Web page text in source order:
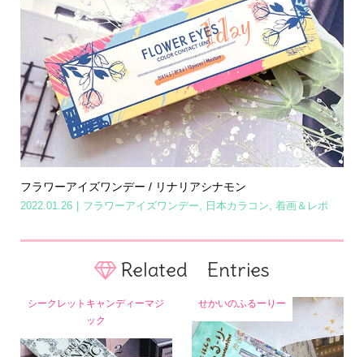
フラワーアイズワンデー / リナリアシナモン
2022.01.26 フラワーアイズワンデー 日本カラコン 着画＆レポ
Related Entries
シークレットキャンディーマジ
ック
せかいのふるーりー